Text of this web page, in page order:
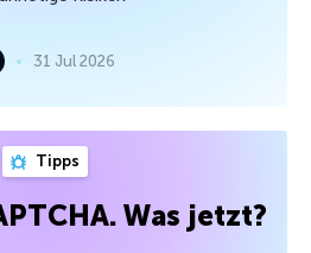
31 Jul 2026
Tipps
Was jetzt?